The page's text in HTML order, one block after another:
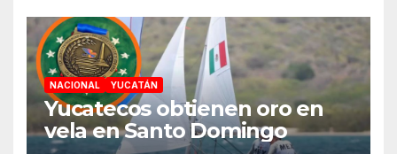
NACIONAL YUCATÁN
Yucatecos obtienen oro en
vela en Santo Domingo